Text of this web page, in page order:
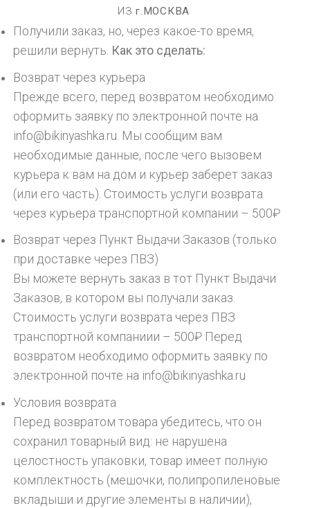
ИЗг.МОСКВА
Получили заказ, но, через какое-то время,
решили вернуть. Как это сделать:
Возврат через курьера
Прежде всего, перед возвратом необходимо
оформить заявку по электронной почте на
info@bikinyashka.ru. Мы сообщим вам
необходимые данные, после чего вызовем
курьера к вам на дом и курьер заберет заказ
(или его часть). Стоимость услуги возврата
через курьера транспортной компании – 500₽
Возврат через Пункт Выдачи Заказов (только
при доставке через ПВЗ)
Вы можете вернуть заказ в тот Пункт Выдачи
Заказов, в котором вы получали заказ.
Стоимость услуги возврата через ПВЗ
транспортной компаниии – 500₽ Перед
возвратом необходимо оформить заявку по
электронной почте на info@bikinyashka.ru
Условия возврата
Перед возвратом товара убедитесь, что он
сохранил товарный вид: не нарушена
целостность упаковки, товар имеет полную
комплектность (мешочки, полипропиленовые
вкладыши и другие элементы в наличии),